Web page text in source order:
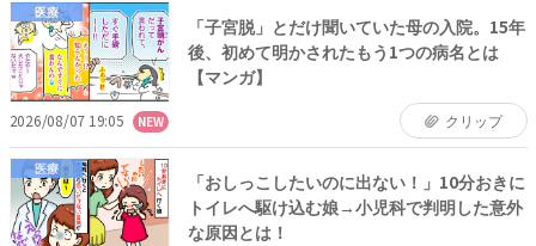
医療
「子宮脱」とだけ聞いていた母の入院。15年
後、初めて明かされたもう1つの病名とは
【マンガ】
2026/08/07 19:05 NEW クリップ
医療
「おしっこしたいのに出ない！」10分おきに
トイレへ駆け込む娘→小児科で判明した意外
な原因とは！